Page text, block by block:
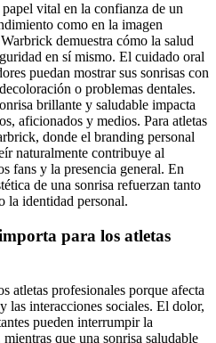
vital en la confianza de un
como en la imagen
demuestra cómo la salud
en sí mismo. El cuidado oral
puedan mostrar sus sonrisas con
o problemas dentales.
brillante y saludable impacta
aficionados y medios. Para atletas
donde el branding personal
naturalmente contribuye al
fans y la presencia general. En
de una sonrisa refuerzan tanto
la identidad personal.
para los atletas
atletas profesionales porque afecta
las interacciones sociales. El dolor,
pueden interrumpir la
que una sonrisa saludable